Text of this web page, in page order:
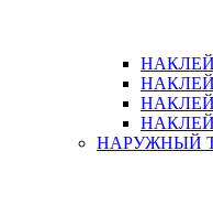
НАРУЖНЫЙ